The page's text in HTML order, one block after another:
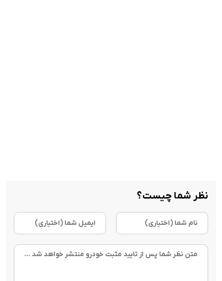
نظر شما چیست؟